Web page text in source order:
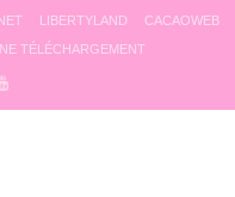
LIBERTYLAND
CACAOWEB
TÉLÉCHARGEMENT